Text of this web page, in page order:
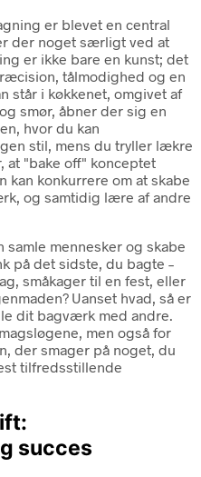
er blevet en central
der noget særligt ved at
er ikke bare en kunst; det
tålmodighed og en
står i køkkenet, omgivet af
smør, åbner der sig en
hvor du kan
stil, mens du tryller lækre
at "bake off" konceptet
kan konkurrere om at skabe
og samtidig lære af andre
samle mennesker og skabe
på det sidste, du bagte –
småkager til en fest, eller
Uanset hvad, så er
dit bagværk med andre.
men også for
der smager på noget, du
tilfredsstillende
succes